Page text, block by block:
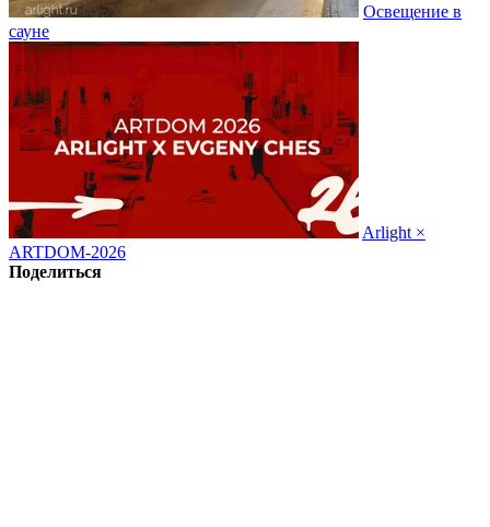
Освещение в
сауне
Arlight ×
ARTDOM-2026
Поделиться